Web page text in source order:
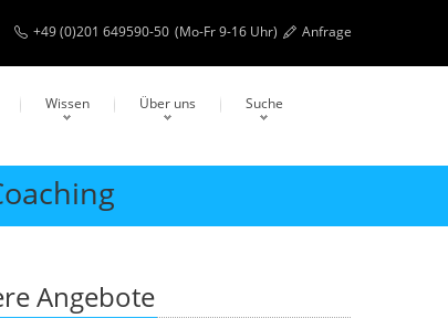
+49 (0)201 649590-50 (Mo-Fr 9-16 Uhr) Anfrage
Wissen Über uns Suche
Angebote